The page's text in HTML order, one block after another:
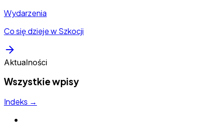
Wydarzenia
Co się dzieje w Szkocji
Aktualności
Wszystkie wpisy
Indeks →